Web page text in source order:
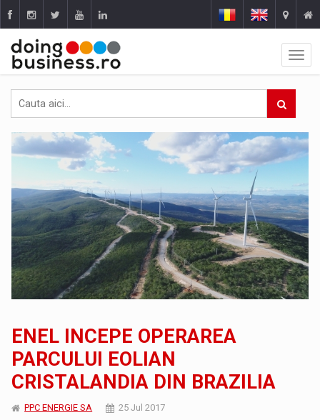
ENEL INCEPE OPERAREA
PARCULUI EOLIAN
CRISTALANDIA DIN BRAZILIA
PPC ENERGIE SA 25 Jul 2017